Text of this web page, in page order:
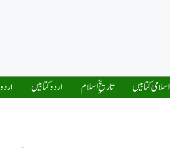
اسلامی کتابیں تاریخِ اسلام اردو کتابیں